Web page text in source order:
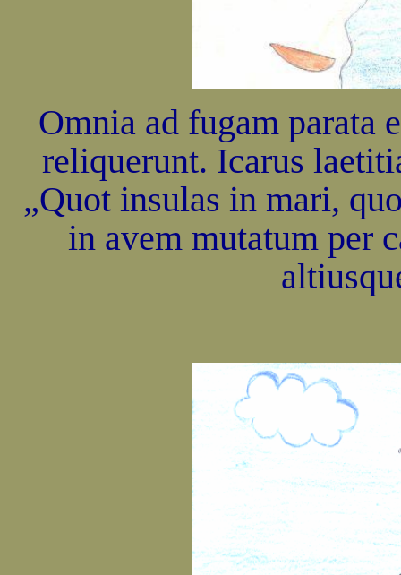
Omnia ad fugam parata
reliquerunt. Icarus
„Quot insulas in mari,
in avem mutatum per